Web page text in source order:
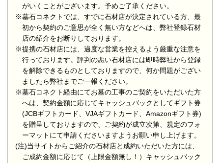
がいくことがございます。予めご了承ください。
※墓石コネクトでは、すでに石材店が決定されている方、最
初から契約のご意思が全く無い方などへは、弊社登録石材
店の紹介をお断りしております。
※提携の石材店には、過度な営業を控えるよう厳重な注意を
行っております。評判の悪い石材店には即時弊社から登録
を解除できるものとしておりますので、何か問題がござい
ましたら弊社までご一報ください。
※墓石コネクト経由にてお墓の工事のご契約をいただいた方
へは、契約金額に応じてキャッシュバックとしてギフト券
(JCBギフトカード、VJAギフトカード、Amazonギフト券)
を贈呈しておりますので、ご契約が成立次第、規定のフォ
ーマットにて申請くださいますようお願い申し上げます。
(注)当サイトからご紹介の石材店と成約いただいた方には、
ご成約金額に応じて（上限金額無し！）キャッシュバック